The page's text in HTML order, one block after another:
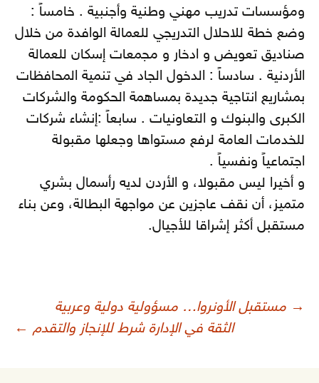
ومؤسسات تدريب مهني وطنية وأجنبية . خامساً :
وضع خطة للاحلال التدريجي للعمالة الوافدة من خلال
صناديق تعويض و ادخار و مجمعات إسكان للعمالة
الأردنية . سادساً : الدخول الجاد في تنمية المحافظات
بمشاريع انتاجية جديدة بمساهمة الحكومة والشركات
الكبرى والبنوك و التعاونيات . سابعاً :إنشاء شركات
للخدمات العامة لرفع مستواها وجعلها مقبولة
اجتماعياً ونفسياً .
و أخيرا ليس مقبولا، و الأردن لديه رأسمال بشري
متميز، أن نقف عاجزين عن مواجهة البطالة، وعن بناء
مستقبل أكثر إشراقا للأجيال.
تصفّح
→ مستقبل الأونروا… مسؤولية دولية وعربية
الثقة في الإدارة شرط للإنجاز والتقدم ←